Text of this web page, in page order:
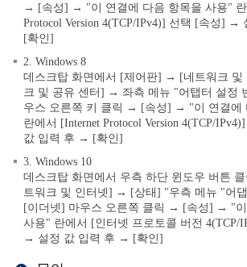
→ [속성] → "이 연결에 다음 항목을 사용" 란
Protocol Version 4(TCP/IPv4)] 선택 [속성] →
[확인]
2. Windows 8
데스크탑 화면에서 [제어판] → [네트워크
크 및 공유 센터] → 좌측 메뉴 "어탭터 설정
우스 오른쪽 키 클릭 → [속성] → "이 연결에
란에서 [Internet Protocol Version 4(TCP/
값 입력 후 → [확인]
3. Windows 10
데스크탑 화면에서 우측 하단 윈도우 버튼
트워크 및 인터넷] → [상태] "우측 메뉴 "어
[이더넷] 마우스 오른쪽 클릭 → [속성] → "이
사용" 란에서 [인터넷 프로토콜 버전
→ 설정 값 입력 후 → [확인]